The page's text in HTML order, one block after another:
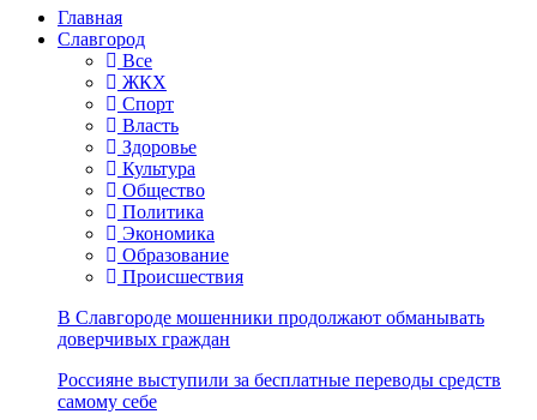
Главная
Славгород
Все
ЖКХ
Спорт
Власть
Здоровье
Культура
Общество
Политика
Экономика
Образование
Происшествия
В Славгороде мошенники продолжают обманывать
доверчивых граждан
Россияне выступили за бесплатные переводы средств
самому себе